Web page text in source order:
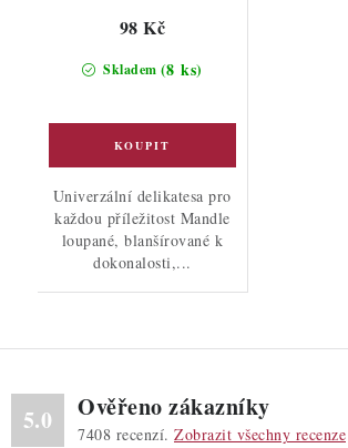
Skladem (8 ks)
98 Kč
Univerzální delikatesa pro
každou příležitost Mandle
loupané, blanšírované k
dokonalosti,...
5.0 Ověřeno zákazníky
7408 recenzí. Zobrazit všechny recenze